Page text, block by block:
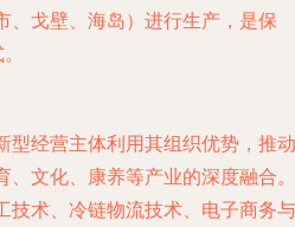
、戈壁、海岛）进行生产，是保
型经营主体利用其组织优势，推动
、文化、康养等产业的深度融合。
技术、冷链物流技术、电子商务与